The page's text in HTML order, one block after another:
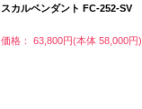
スカルペンダント FC-252-SV
価格： 63,800円(本体 58,000円)